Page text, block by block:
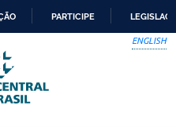
PARTICIPE
ENGLISH